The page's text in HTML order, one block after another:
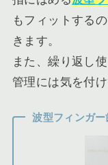
もフィットする
きます。
また、繰り返し
管理には気を付
波型フィンガ